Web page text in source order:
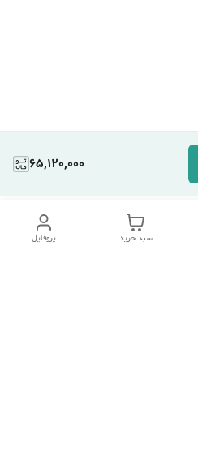
65,120,000
پروفایل سبد خرید